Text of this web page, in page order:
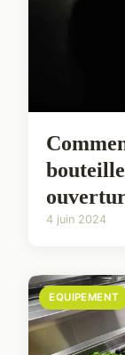
4 juin 2024
EQUIPEMENT